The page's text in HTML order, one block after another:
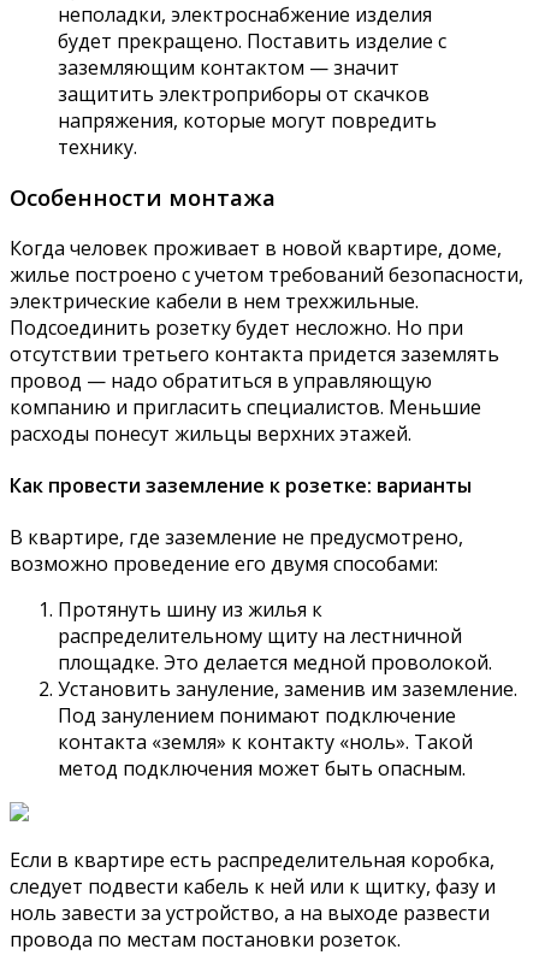
неполадки, электроснабжение изделия
будет прекращено. Поставить изделие с
заземляющим контактом — значит
защитить электроприборы от скачков
напряжения, которые могут повредить
технику.
Особенности монтажа
Когда человек проживает в новой квартире, доме,
жилье построено с учетом требований безопасности,
электрические кабели в нем трехжильные.
Подсоединить розетку будет несложно. Но при
отсутствии третьего контакта придется заземлять
провод — надо обратиться в управляющую
компанию и пригласить специалистов. Меньшие
расходы понесут жильцы верхних этажей.
Как провести заземление к розетке: варианты
В квартире, где заземление не предусмотрено,
возможно проведение его двумя способами:
Протянуть шину из жилья к
распределительному щиту на лестничной
площадке. Это делается медной проволокой.
Установить зануление, заменив им заземление.
Под занулением понимают подключение
контакта «земля» к контакту «ноль». Такой
метод подключения может быть опасным.
Если в квартире есть распределительная коробка,
следует подвести кабель к ней или к щитку, фазу и
ноль завести за устройство, а на выходе развести
провода по местам постановки розеток.